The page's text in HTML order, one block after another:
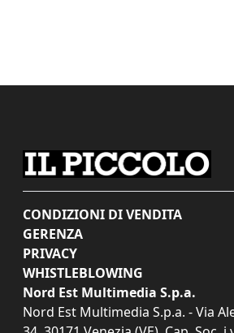
CONDIZIONI DI VENDITA
GERENZA
PRIVACY
WHISTLEBLOWING
Nord Est Multimedia S.p.a.
Nord Est Multimedia S.p.a. - Via